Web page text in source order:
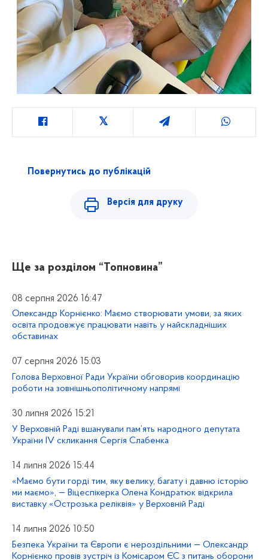
Повернутись до публікацій
Версія для друку
Ще за розділом “Топновина”
08 серпня 2026 16:47
Олександр Корнієнко: Маємо створювати умови, за яких
освіта продовжує працювати навіть у найскладніших
обставинах
07 серпня 2026 15:03
Голова Верховної Ради України обговорив координацію
роботи на зовнішньополітичному напрямі
30 липня 2026 15:21
У Верховній Раді вшанували пам’ять народного депутата
України IV скликання Сергія Слабенка
14 липня 2026 15:44
«Маємо бути горді тим, яку велику, багату і давню історію
ми маємо», — Віцеспікерка Олена Кондратюк відкрила
виставку «Острозька реліквія» у Верховній Раді
14 липня 2026 10:50
Безпека України та Європи є нероздільними — Олександр
Корнієнко провів зустріч із Комісаром ЄС з питань оборони